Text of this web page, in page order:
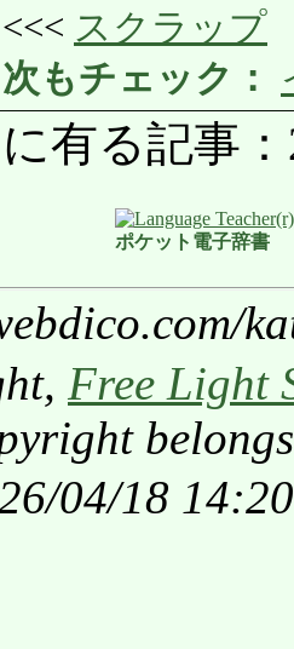
<<< スクラップ
次もチェック：
有る記事
ポケット電子辞書
Free Light
04/18 14:20